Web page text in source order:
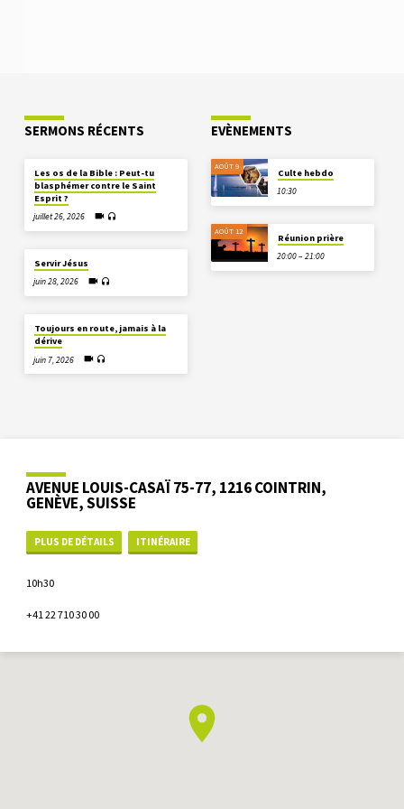
SERMONS RÉCENTS
Les os de la Bible : Peut-tu
blasphémer contre le Saint
Esprit ?
juillet 26, 2026
Servir Jésus
juin 28, 2026
Toujours en route, jamais à la
dérive
juin 7, 2026
EVÈNEMENTS
AOÛT 9
Culte hebdo
10:30
AOÛT 12
Réunion prière
20:00 – 21:00
AVENUE LOUIS-CASAÏ 75-77, 1216 COINTRIN,
GENÈVE, SUISSE
PLUS DE DÉTAILS ITINÉRAIRE
10h30
+41 22 710 30 00